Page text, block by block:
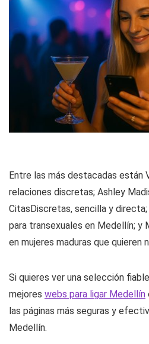
Entre las más destacadas están
relaciones discretas; Ashley
CitasDiscretas, sencilla y directa;
para transexuales en Medellín; y
en mujeres maduras que quieren
Si quieres ver una selección
mejores webs para ligar Medellín
las páginas más seguras y
Medellín.